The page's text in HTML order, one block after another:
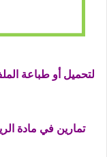
لتحميل أو طباعة